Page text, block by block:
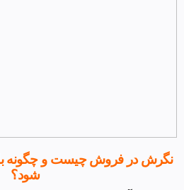
نگرش در فروش چیست و چگونه
شود؟